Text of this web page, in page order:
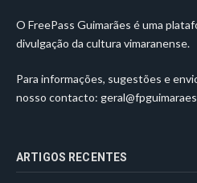
O FreePass Guimarães é uma
divulgação da cultura vimaranense.
Para informações, sugestões e
nosso contacto:
ARTIGOS RECENTES